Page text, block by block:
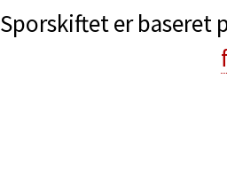
Sporskiftet er baseret